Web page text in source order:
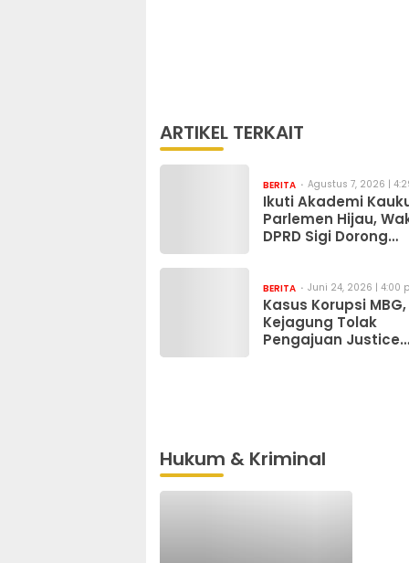
ARTIKEL TERKAIT
BERITA Agustus 7, 2026 |
Ikuti Akademi
Parlemen Hijau,
DPRD Sigi Dorong
Ekologis
BERITA Juni 24, 2026 | 4:00
Kasus Korupsi MBG,
Kejagung Tolak
Pengajuan Justice
Hukum & Kriminal